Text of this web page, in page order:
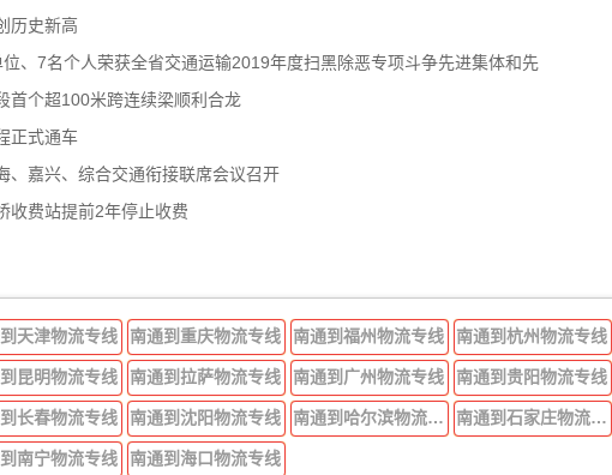
历史新高
、7名个人荣获全省交通运输2019年度扫黑除恶专项斗争先进集体和先
首个超100米跨连续梁顺利合龙
正式通车
、嘉兴、综合交通衔接联席会议召开
收费站提前2年停止收费
天津物流专线 南通到重庆物流专线 南通到福州物流专线 南通到杭州物流专线
昆明物流专线 南通到拉萨物流专线 南通到广州物流专线 南通到贵阳物流专线
长春物流专线 南通到沈阳物流专线 南通到哈尔滨物流专线 南通到石家庄物流专线
南宁物流专线 南通到海口物流专线